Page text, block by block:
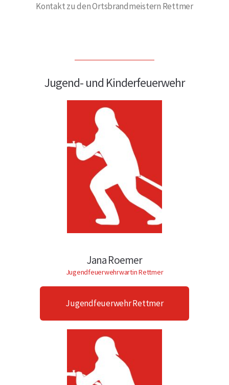
Kontakt zu den Ortsbrandmeistern Rettmer
Jugend- und Kinderfeuerwehr
Jana Roemer
Jugendfeuerwehrwartin Rettmer
Jugendfeuerwehr Rettmer